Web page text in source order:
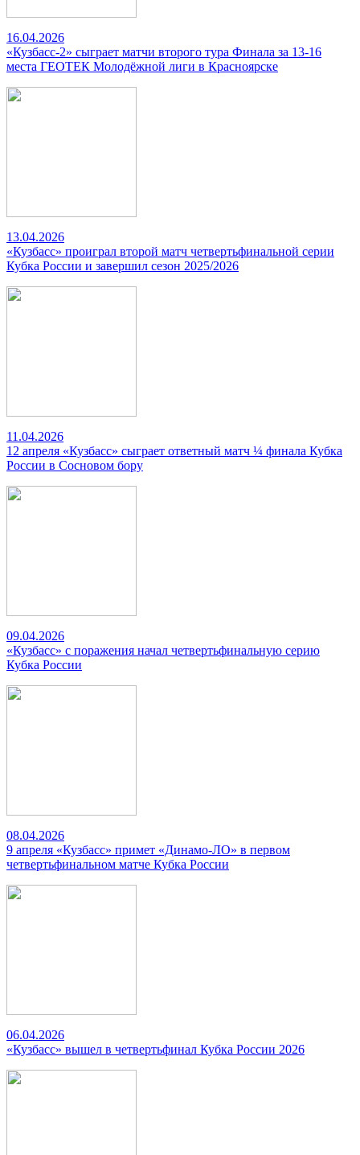
16.04.2026
«Кузбасс-2» сыграет матчи второго тура Финала за 13-16
места ГЕОТЕК Молодёжной лиги в Красноярске
13.04.2026
«Кузбасс» проиграл второй матч четвертьфинальной серии
Кубка России и завершил сезон 2025/2026
11.04.2026
12 апреля «Кузбасс» сыграет ответный матч ¼ финала Кубка
России в Сосновом бору
09.04.2026
«Кузбасс» с поражения начал четвертьфинальную серию
Кубка России
08.04.2026
9 апреля «Кузбасс» примет «Динамо-ЛО» в первом
четвертьфинальном матче Кубка России
06.04.2026
«Кузбасс» вышел в четвертьфинал Кубка России 2026